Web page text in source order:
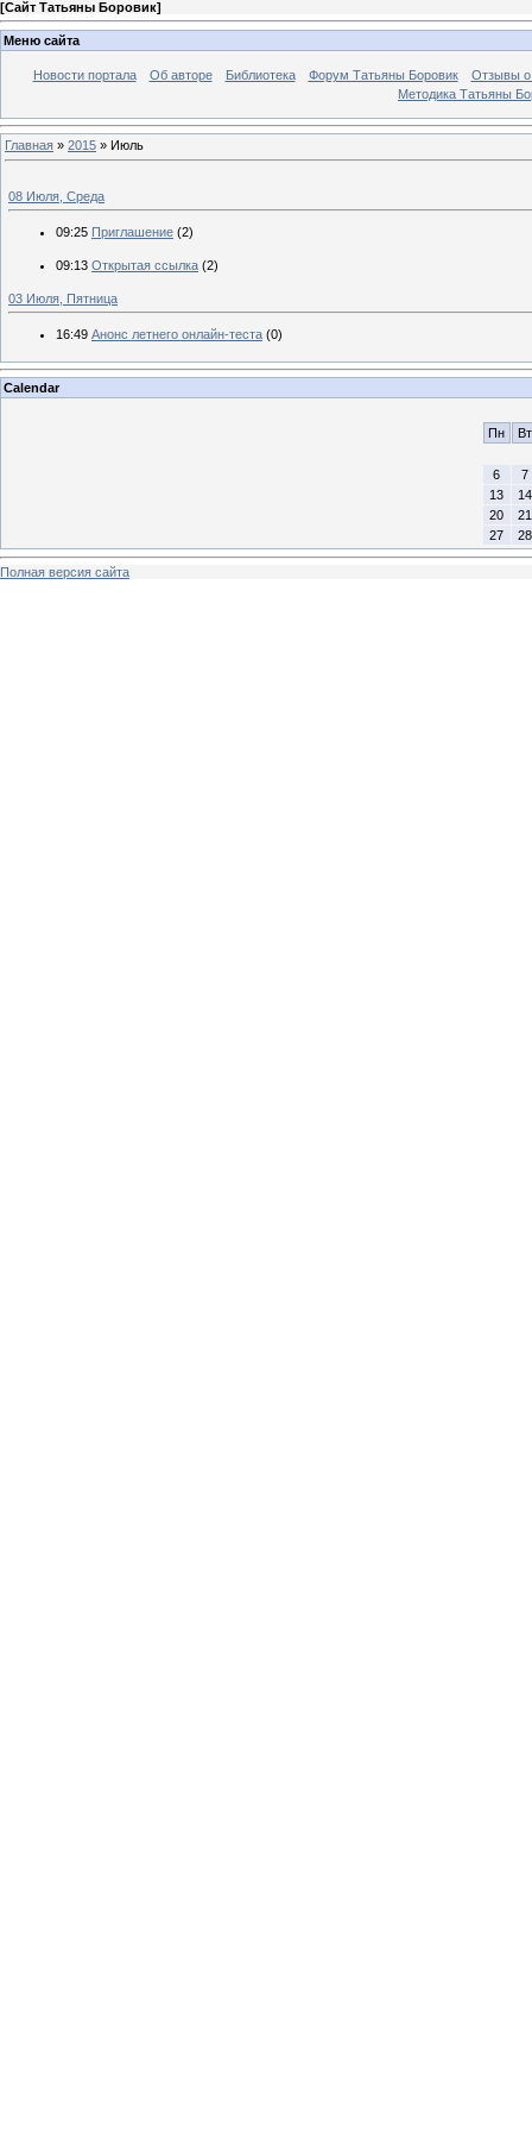
[Сайт Татьяны Боровик]
Меню сайта
Новости портала Об авторе Библиотека Форум Татьяны Боровик
Отзывы о
Методика Татьяны
Главная » 2015 » Июль
08 Июля, Среда
09:25 Приглашение (2)
09:13 Открытая ссылка (2)
03 Июля, Пятница
16:49 Анонс летнего онлайн-теста (0)
Calendar
Пн Вт
6
7
13
14
20
21
27
28
Полная версия сайта